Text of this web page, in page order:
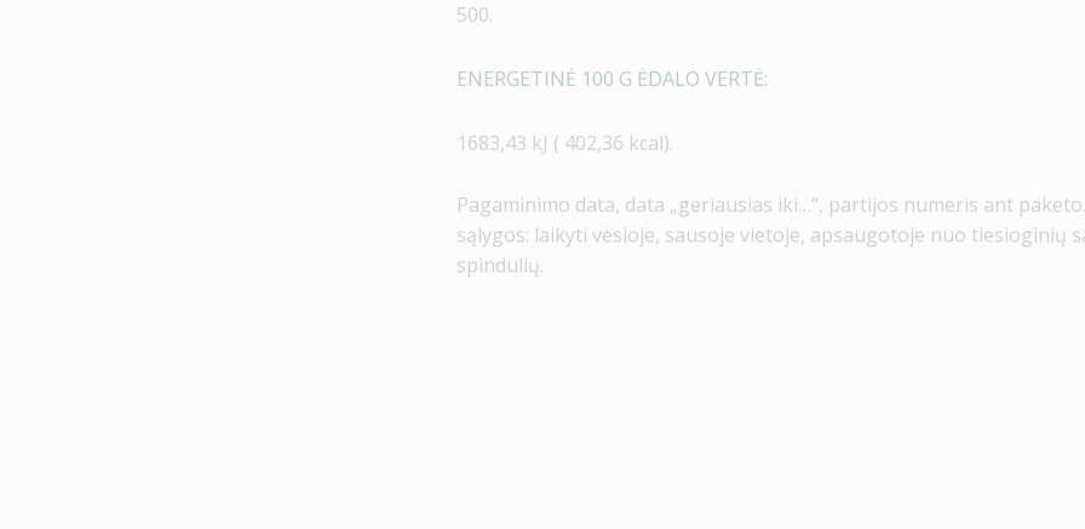
500.
ENERGETINĖ 100 G ĖDALO VERTĖ:
1683,43 kJ ( 402,36 kcal).
Pagaminimo data, data „geriausias iki…“, partijos numeris ant
sąlygos: laikyti vėsioje, sausoje vietoje, apsaugotoje nuo tiesioginių
spindulių.